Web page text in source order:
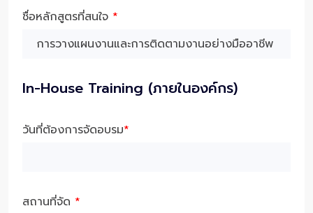
ชื่อหลักสูตรที่สนใจ *
In-House Training (ภายในองค์กร)
วันที่ต้องการจัดอบรม*
สถานที่จัด *